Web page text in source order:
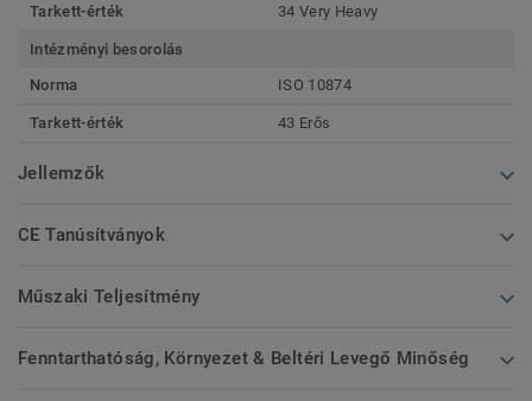
Tarkett-érték 34 Very Heavy
Intézményi besorolás
Norma
ISO 10874
Tarkett-érték 43 Erős
Jellemzők
CE Tanúsítványok
Műszaki Teljesítmény
Fenntarthatóság, Környezet & Beltéri Levegő Minőség